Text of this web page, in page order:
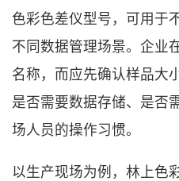
色彩色差仪型号，可用于
不同数据管理场景。企业
名称，而应先确认样品大
是否需要数据存储、是否
场人员的操作习惯。
以生产现场为例，林上色